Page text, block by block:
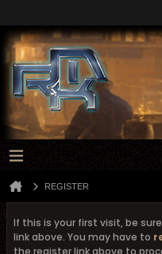
REGISTER
If this is your first visit, be
link above. You may have to
the register link above to